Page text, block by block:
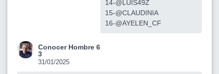
14-@LUIS49Z
15-@CLAUDINIA
16-@AYELEN_CF
Conocer Hombre 6
3
31/01/2025